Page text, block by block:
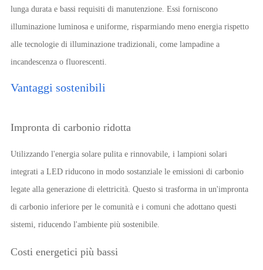
lunga durata e bassi requisiti di manutenzione. Essi forniscono
illuminazione luminosa e uniforme, risparmiando meno energia rispetto
alle tecnologie di illuminazione tradizionali, come lampadine a
incandescenza o fluorescenti.
Vantaggi sostenibili
Impronta di carbonio ridotta
Utilizzando l'energia solare pulita e rinnovabile, i lampioni solari
integrati a LED riducono in modo sostanziale le emissioni di carbonio
legate alla generazione di elettricità. Questo si trasforma in un'impronta
di carbonio inferiore per le comunità e i comuni che adottano questi
sistemi, riducendo l'ambiente più sostenibile.
Costi energetici più bassi